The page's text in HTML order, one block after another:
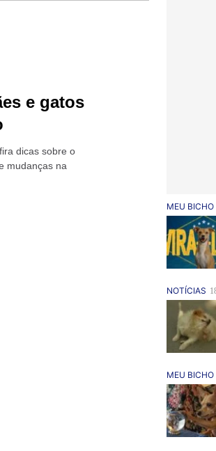
e gatos
dicas sobre o
mudanças na